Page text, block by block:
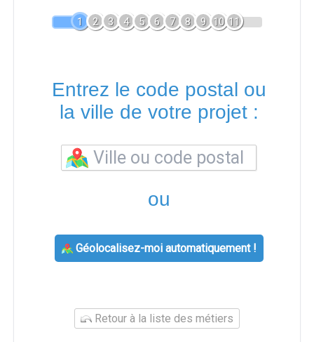
1 2 3 4 5 6 7 8 9 10 11
Entrez le code postal ou
la ville de votre projet :
ou
Géolocalisez-moi automatiquement !
Retour à la liste des métiers